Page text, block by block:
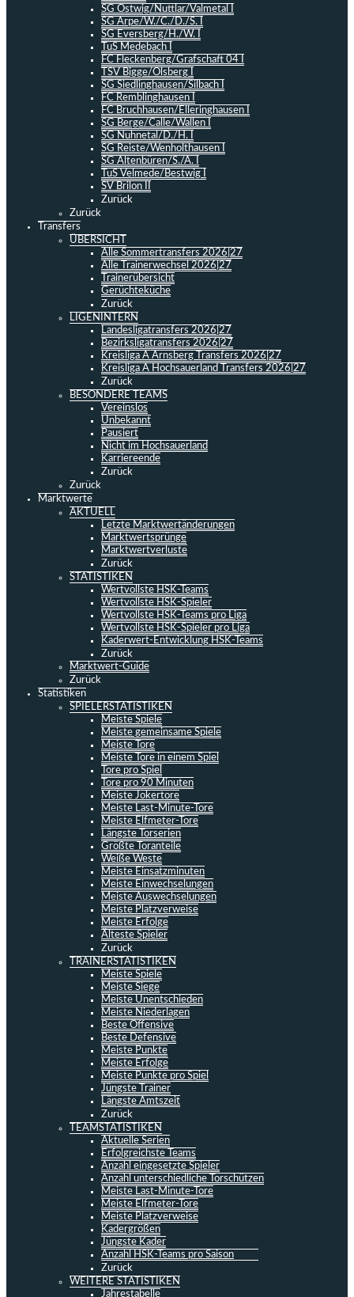
SG Ostwig/Nuttlar/Valmetal I
SG Arpe/W./C./D./S. I
SG Eversberg/H./W. I
TuS Medebach I
FC Fleckenberg/Grafschaft 04 I
TSV Bigge/Olsberg I
SG Siedlinghausen/Silbach I
FC Remblinghausen I
FC Bruchhausen/Elleringhausen I
SG Berge/Calle/Wallen I
SG Nuhnetal/D./H. I
SG Reiste/Wenholthausen I
SG Altenbüren/S./A. I
TuS Velmede/Bestwig I
SV Brilon II
Zurück
Zurück
Transfers
ÜBERSICHT
Alle Sommertransfers 2026|27
Alle Trainerwechsel 2026|27
Trainerübersicht
Gerüchteküche
Zurück
LIGENINTERN
Landesligatransfers 2026|27
Bezirksligatransfers 2026|27
Kreisliga A Arnsberg Transfers 2026|27
Kreisliga A Hochsauerland Transfers 2026|27
Zurück
BESONDERE TEAMS
Vereinslos
Unbekannt
Pausiert
Nicht im Hochsauerland
Karriereende
Zurück
Zurück
Marktwerte
AKTUELL
Letzte Marktwertänderungen
Marktwertsprünge
Marktwertverluste
Zurück
STATISTIKEN
Wertvollste HSK-Teams
Wertvollste HSK-Spieler
Wertvollste HSK-Teams pro Liga
Wertvollste HSK-Spieler pro Liga
Kaderwert-Entwicklung HSK-Teams
Zurück
Marktwert-Guide
Zurück
Statistiken
SPIELERSTATISTIKEN
Meiste Spiele
Meiste gemeinsame Spiele
Meiste Tore
Meiste Tore in einem Spiel
Tore pro Spiel
Tore pro 90 Minuten
Meiste Jokertore
Meiste Last-Minute-Tore
Meiste Elfmeter-Tore
Längste Torserien
Größte Toranteile
Weiße Weste
Meiste Einsatzminuten
Meiste Einwechselungen
Meiste Auswechselungen
Meiste Platzverweise
Meiste Erfolge
Älteste Spieler
Zurück
TRAINERSTATISTIKEN
Meiste Spiele
Meiste Siege
Meiste Unentschieden
Meiste Niederlagen
Beste Offensive
Beste Defensive
Meiste Punkte
Meiste Erfolge
Meiste Punkte pro Spiel
Jüngste Trainer
Längste Amtszeit
Zurück
TEAMSTATISTIKEN
Aktuelle Serien
Erfolgreichste Teams
Anzahl eingesetzte Spieler
Anzahl unterschiedliche Torschützen
Meiste Last-Minute-Tore
Meiste Elfmeter-Tore
Meiste Platzverweise
Kadergrößen
Jüngste Kader
Anzahl HSK-Teams pro Saison
Zurück
WEITERE STATISTIKEN
Jahrestabelle